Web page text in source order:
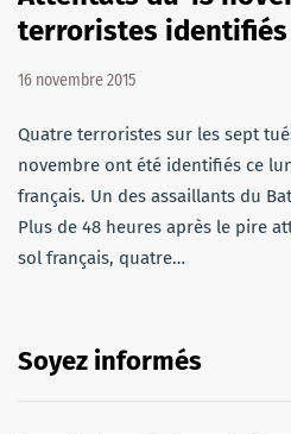
terroristes identifiés
16 novembre 2015
Quatre terroristes sur les sept
novembre ont été identifiés ce
français. Un des assaillants du
Plus de 48 heures après le pire
sol français, quatre…
Soyez informés